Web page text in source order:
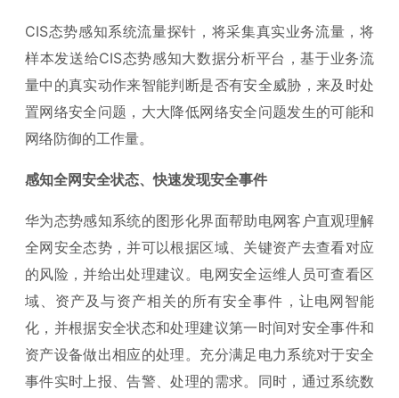
CIS态势感知系统流量探针，将采集真实业务流量，将
样本发送给CIS态势感知大数据分析平台，基于业务流
量中的真实动作来智能判断是否有安全威胁，来及时处
置网络安全问题，大大降低网络安全问题发生的可能和
网络防御的工作量。
感知全网安全状态、快速发现安全事件
华为态势感知系统的图形化界面帮助电网客户直观理解
全网安全态势，并可以根据区域、关键资产去查看对应
的风险，并给出处理建议。电网安全运维人员可查看区
域、资产及与资产相关的所有安全事件，让电网智能
化，并根据安全状态和处理建议第一时间对安全事件和
资产设备做出相应的处理。充分满足电力系统对于安全
事件实时上报、告警、处理的需求。同时，通过系统数